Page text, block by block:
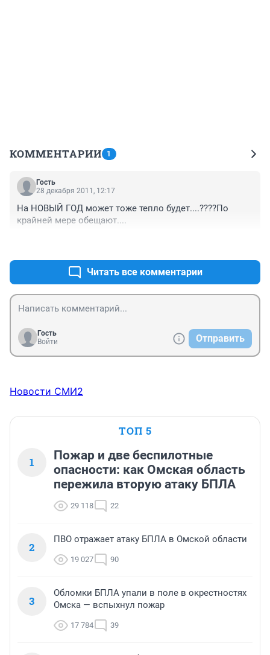
КОММЕНТАРИИ 1
Гость
28 декабря 2011, 12:17
На НОВЫЙ ГОД может тоже тепло будет....????По
крайней мере обещают....
Читать все комментарии
Гость
Войти
Отправить
Новости СМИ2
ТОП 5
1
Пожар и две беспилотные
опасности: как Омская область
пережила вторую атаку БПЛА
29 118 22
2
ПВО отражает атаку БПЛА в Омской области
19 027 90
3
Обломки БПЛА упали в поле в окрестностях
Омска — вспыхнул пожар
17 784 39